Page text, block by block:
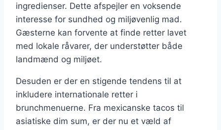
ingredienser. Dette afspejler en voksende
interesse for sundhed og miljøvenlig mad.
Gæsterne kan forvente at finde retter lavet
med lokale råvarer, der understøtter både
landmænd og miljøet.
Desuden er der en stigende tendens til at
inkludere internationale retter i
brunchmenuerne. Fra mexicanske tacos til
asiatiske dim sum, er der nu et væld af